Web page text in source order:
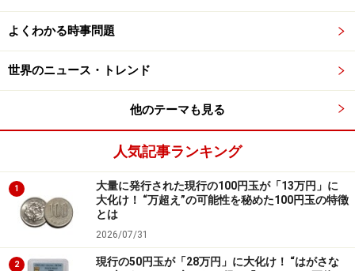
よくわかる時事問題
世界のニュース・トレンド
他のテーマも見る
人気記事ランキング
1
大量に発行された現行の100円玉が「13万円」に
大化け！ “万超え”の可能性を秘めた100円玉の特徴
とは
2026/07/31
2
現行の50円玉が「28万円」に大化け！ “はがさな